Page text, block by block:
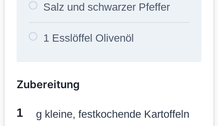
Salz und schwarzer Pfeffer
1 Esslöffel Olivenöl
Zubereitung
g kleine, festkochende Kartoffeln